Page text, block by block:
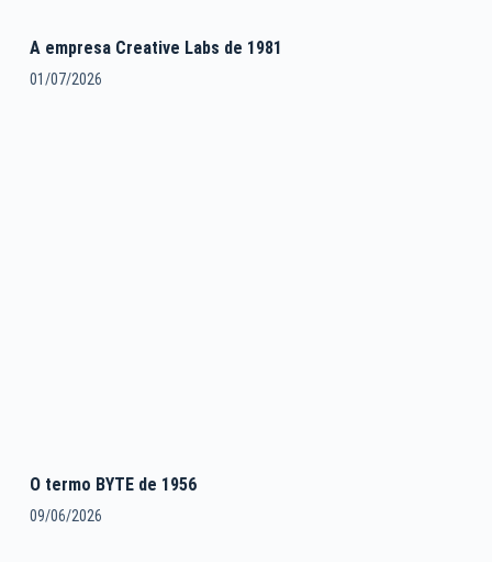
A empresa Creative Labs de 1981
01/07/2026
O termo BYTE de 1956
09/06/2026